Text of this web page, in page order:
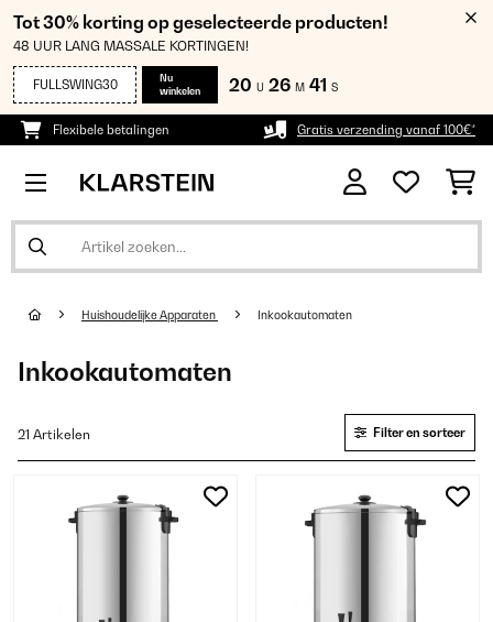
Tot 30% korting op geselecteerde producten!
48 UUR LANG MASSALE KORTINGEN!
FULLSWING30
Nu
winkelen
20 U 26 M 40 S
Flexibele betalingen Gratis verzending vanaf 100€*
Huishoudelijke Apparaten Inkookautomaten
Inkookautomaten
21 Artikelen Filter en sorteer